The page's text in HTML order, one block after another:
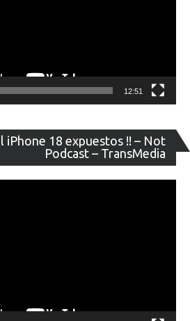
12:51
iPhone 18 expuestos !! – Not
Podcast – TransMedia
de